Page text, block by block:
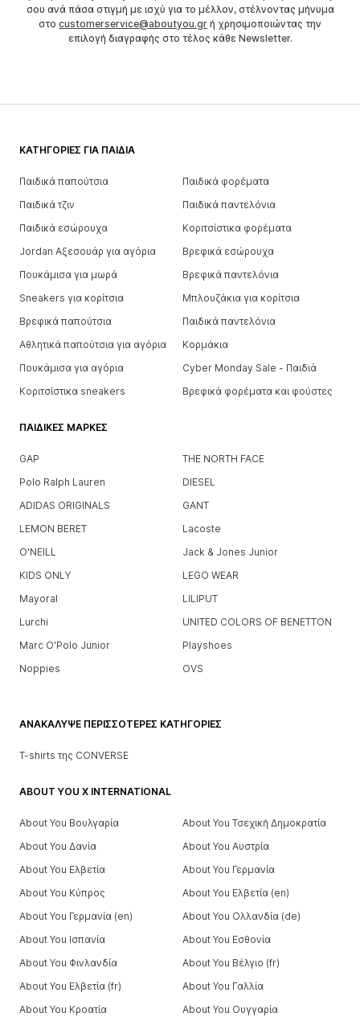
σου ανά πάσα στιγμή με ισχύ για το μέλλον, στέλνοντας μήνυμα
στο customerservice@aboutyou.gr ή χρησιμοποιώντας την
επιλογή διαγραφής στο τέλος κάθε Newsletter.
ΚΑΤΗΓΟΡΊΕΣ ΓΙΑ ΠΑΙΔΙΆ
Παιδικά παπούτσια
Παιδικά φορέματα
Παιδικά τζιν
Παιδικά παντελόνια
Παιδικά εσώρουχα
Κοριτσίστικα φορέματα
Jordan Αξεσουάρ για αγόρια
Βρεφικά εσώρουχα
Πουκάμισα για μωρά
Βρεφικά παντελόνια
Sneakers για κορίτσια
Μπλουζάκια για κορίτσια
Βρεφικά παπούτσια
Παιδικά παντελόνια
Αθλητικά παπούτσια για αγόρια
Κορμάκια
Πουκάμισα για αγόρια
Cyber Monday Sale - Παιδιά
Κοριτσίστικα sneakers
Βρεφικά φορέματα και φούστες
ΠΑΙΔΙΚΈΣ ΜΆΡΚΕΣ
GAP
THE NORTH FACE
Polo Ralph Lauren
DIESEL
ADIDAS ORIGINALS
GANT
LEMON BERET
Lacoste
O'NEILL
Jack & Jones Junior
KIDS ONLY
LEGO WEAR
Mayoral
LILIPUT
Lurchi
UNITED COLORS OF BENETTON
Marc O'Polo Junior
Playshoes
Noppies
OVS
ΑΝΑΚΆΛΥΨΕ ΠΕΡΙΣΣΌΤΕΡΕΣ ΚΑΤΗΓΟΡΊΕΣ
T-shirts της CONVERSE
ABOUT YOU X INTERNATIONAL
About You Βουλγαρία
About You Τσεχική Δημοκρατία
About You Δανία
About You Αυστρία
About You Ελβετία
About You Γερμανία
About You Κύπρος
About You Ελβετία (en)
About You Γερμανία (en)
About You Ολλανδία (de)
About You Ισπανία
About You Εσθονία
About You Φινλανδία
About You Βέλγιο (fr)
About You Ελβετία (fr)
About You Γαλλία
About You Κροατία
About You Ουγγαρία